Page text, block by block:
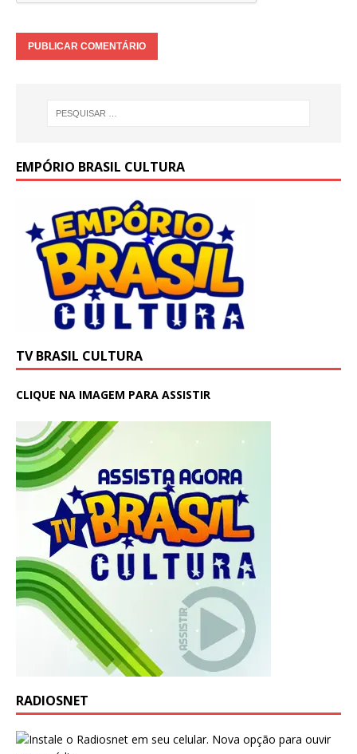
EMPÓRIO BRASIL CULTURA
TV BRASIL CULTURA
CLIQUE NA IMAGEM PARA ASSISTIR
RADIOSNET